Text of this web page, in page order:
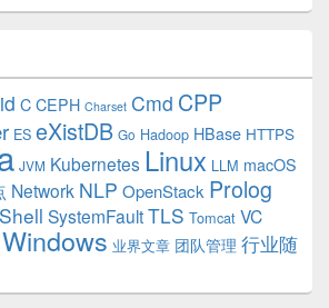
C CEPH Charset Cmd CPP
ES eXistDB Go Hadoop HBase HTTPS
JVM Kubernetes Linux LLM macOS
Network NLP OpenStack Prolog
Shell SystemFaultTLS Tomcat VC
Windows 业界文章 团队管理 行业随